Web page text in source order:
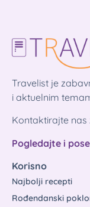
Travelist je
i aktuelnim
Kontaktirajte
Pogledajte i
Korisno
Najbolji recepti
Rođendanski